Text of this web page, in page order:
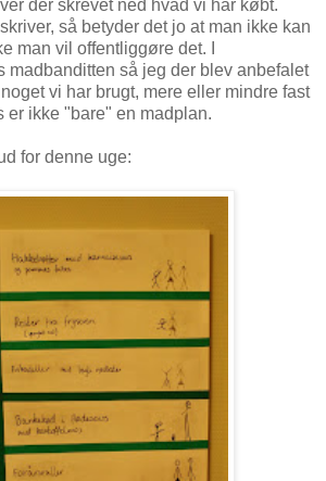
der skrevet ned hvad vi har købt.
så betyder det jo at man ikke kan
man vil offentliggøre det. I
madbanditten så jeg der blev anbefalet
vi har brugt, mere eller mindre fast
er ikke "bare" en madplan.
for denne uge: